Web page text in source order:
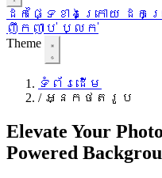
ដកផ្ទៃខាងក្រោយ ដកច្
ញឹកញាប់ ប្លក់
Theme
ទំព័រដើម
/ អ្នកថតរូប
Elevate Your
Powered